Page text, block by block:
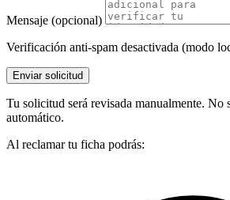
Mensaje (opcional)
Verificación anti-spam desactivada (modo
Enviar solicitud
Tu solicitud será revisada manualmente. No
automático.
Al reclamar tu ficha podrás: